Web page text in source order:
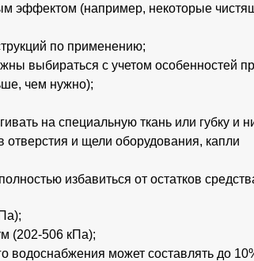
эффектом (например, некоторые
по применению;
выбираться с учетом особенностей
чем нужно);
на специальную ткань или губку и
отверстия и щели оборудования, капли
избавиться от остатков
(202-506 кПа);
водоснабжения может составлять до